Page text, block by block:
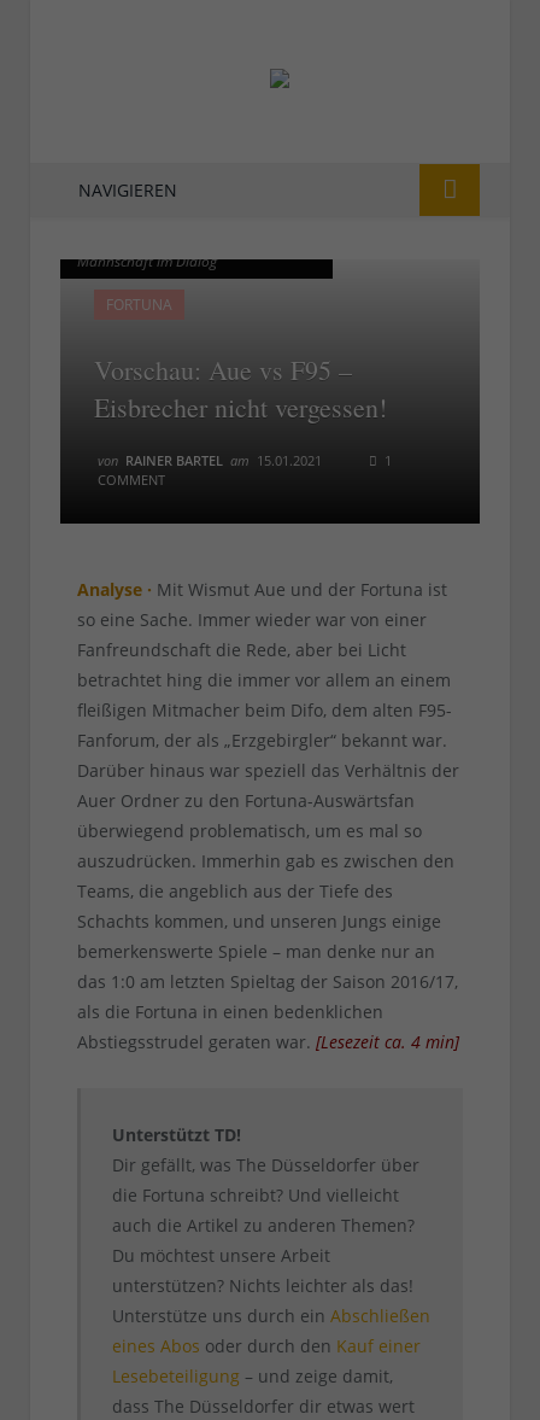
NAVIGIEREN
Mannschaft im Dialog
FORTUNA
Vorschau: Aue vs F95 –
Eisbrecher nicht vergessen!
von RAINER BARTEL am 15.01.2021
1
COMMENT
Mannschaft im Dialog
Analyse · Mit Wismut Aue und der Fortuna ist
so eine Sache. Immer wieder war von einer
Fanfreundschaft die Rede, aber bei Licht
betrachtet hing die immer vor allem an einem
fleißigen Mitmacher beim Difo, dem alten F95-
Fanforum, der als „Erzgebirgler“ bekannt war.
Darüber hinaus war speziell das Verhältnis der
Auer Ordner zu den Fortuna-Auswärtsfan
überwiegend problematisch, um es mal so
auszudrücken. Immerhin gab es zwischen den
Teams, die angeblich aus der Tiefe des
Schachts kommen, und unseren Jungs einige
bemerkenswerte Spiele – man denke nur an
das 1:0 am letzten Spieltag der Saison 2016/17,
als die Fortuna in einen bedenklichen
Abstiegsstrudel geraten war. [Lesezeit ca. 4 min]
Unterstützt TD!
Dir gefällt, was The Düsseldorfer über
die Fortuna schreibt? Und vielleicht
auch die Artikel zu anderen Themen?
Du möchtest unsere Arbeit
unterstützen? Nichts leichter als das!
Unterstütze uns durch ein Abschließen
eines Abos oder durch den Kauf einer
Lesebeteiligung – und zeige damit,
dass The Düsseldorfer dir etwas wert